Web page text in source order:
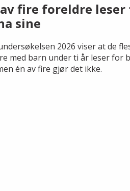
fire foreldre
sine
2026 viser at de
med barn under ti år leser for
én av fire gjør det ikke.